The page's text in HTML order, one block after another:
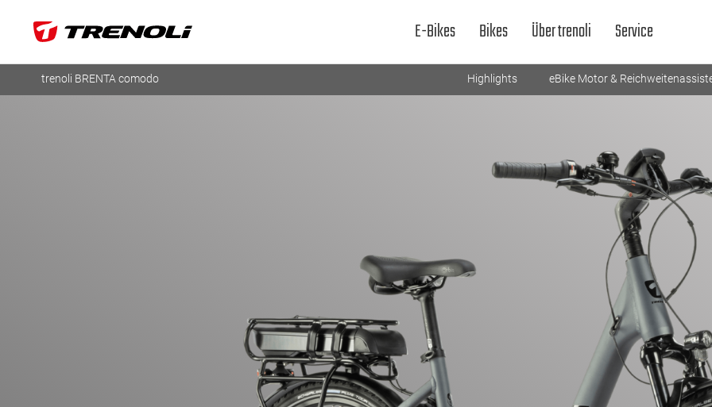
E-Bikes Bikes Über trenoli Service
trenoli BRENTA comodo Highlights eBike Motor &